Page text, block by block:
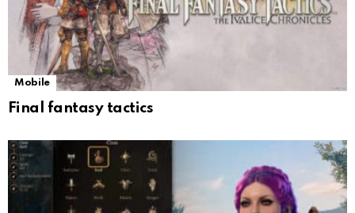
Mobile
Final fantasy tactics